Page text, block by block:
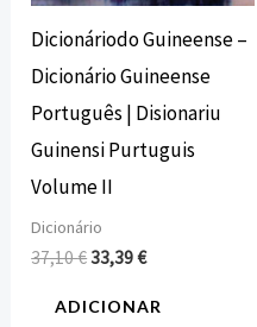
Dicionáriodo Guineense –
Dicionário Guineense
Português | Disionariu
Guinensi Purtuguis
Volume II
Dicionário
37,10€33,39€
ADICIONAR